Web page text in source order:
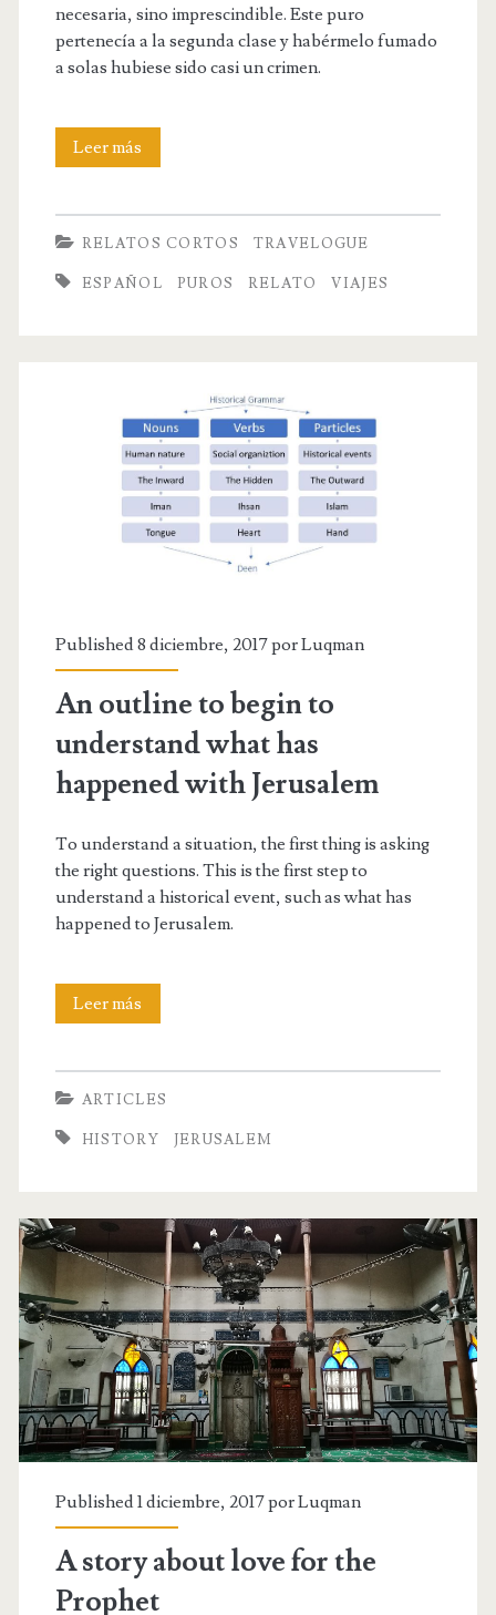
necesaria, sino imprescindible. Este puro
pertenecía a la segunda clase y habérmelo fumado
a solas hubiese sido casi un crimen.
Leer más
RELATOS CORTOS TRAVELOGUE
ESPAÑOL PUROS RELATO VIAJES
Published 8 diciembre, 2017 porLuqman
An outline to begin to
understand what has
happened with Jerusalem
To understand a situation, the first thing is asking
the right questions. This is the first step to
understand a historical event, such as what has
happened to Jerusalem.
Leer más
what
has
happened
with
Jerusalem
ARTICLES
HISTORY JERUSALEM
Published 1 diciembre, 2017 porLuqman
A story about love for the
Prophet